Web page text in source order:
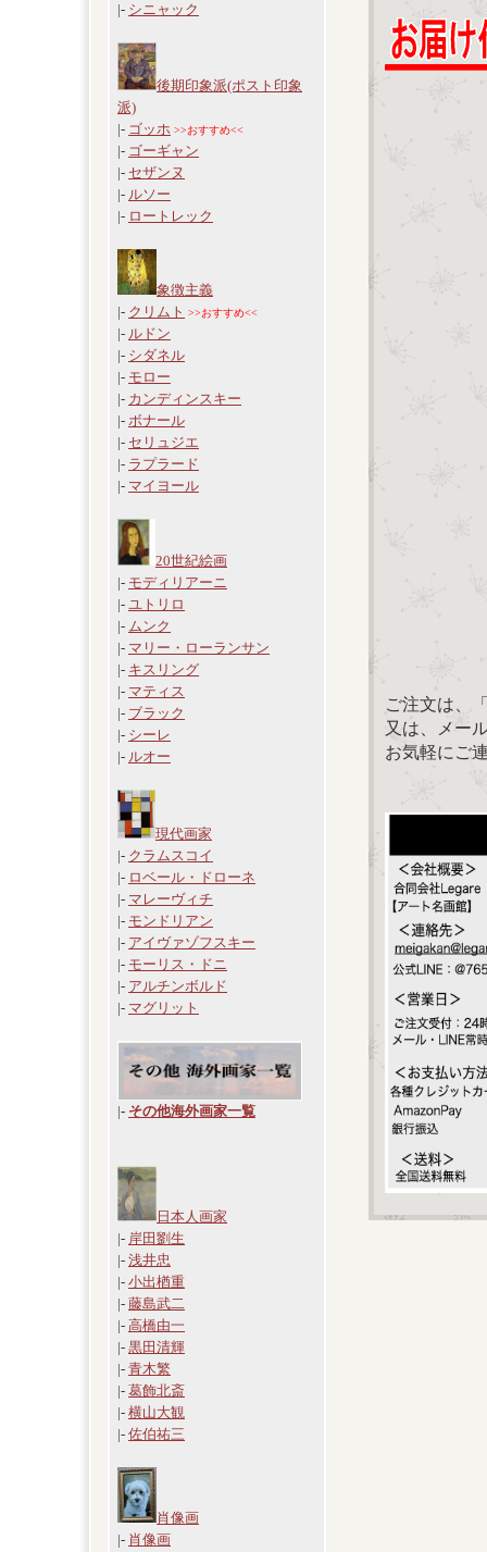
|- シニャック
後期印象派(ポスト印象
派)
|- ゴッホ >>おすすめ<<
|- ゴーギャン
|- セザンヌ
|- ルソー
|- ロートレック
象徴主義
|- クリムト >>おすすめ<<
|- ルドン
|- シダネル
|- モロー
|- カンディンスキー
|- ボナール
|- セリュジエ
|- ラプラード
|- マイヨール
20世紀絵画
|- モディリアーニ
|- ユトリロ
|- ムンク
|- マリー・ローランサン
|- キスリング
|- マティス
|- ブラック
|- シーレ
|- ルオー
現代画家
|- クラムスコイ
|- ロベール・ドローネ
|- マレーヴィチ
|- モンドリアン
|- アイヴァゾフスキー
|- モーリス・ドニ
|- アルチンボルド
|- マグリット
|- その他海外画家一覧
日本人画家
|- 岸田劉生
|- 浅井忠
|- 小出楢重
|- 藤島武二
|- 高橋由一
|- 黒田清輝
|- 青木繁
|- 葛飾北斎
|- 横山大観
|- 佐伯祐三
肖像画
|- 肖像画
ご注文は、
又は、メー
お気軽にご